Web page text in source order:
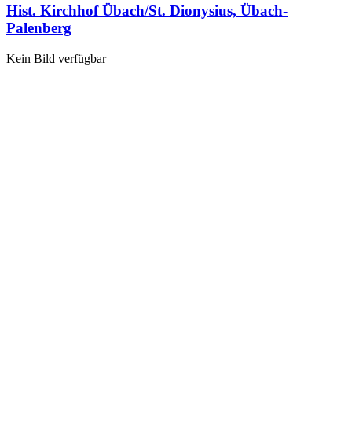
Hist. Kirchhof Übach/St. Dionysius, Übach-
Palenberg
Kein Bild verfügbar